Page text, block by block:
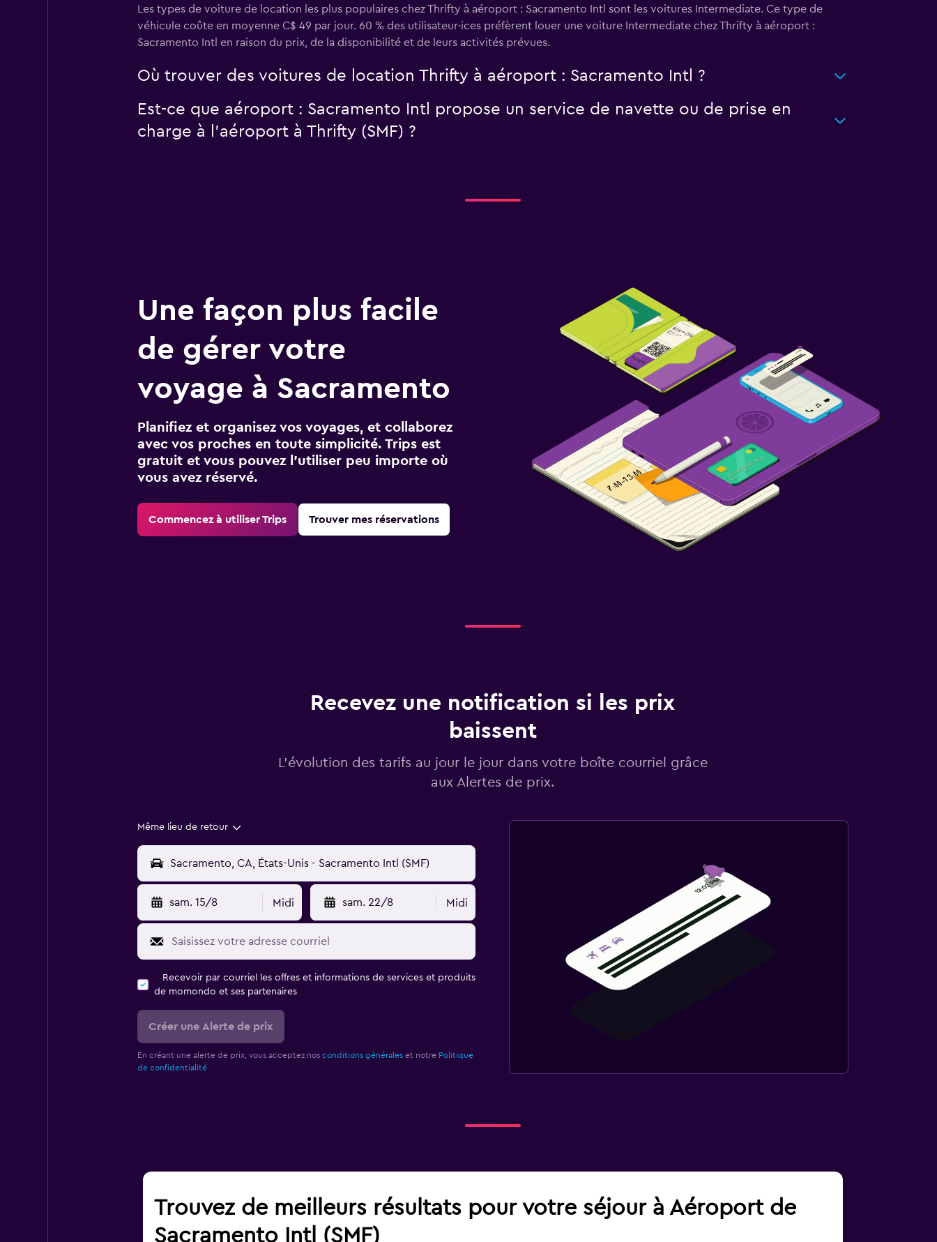
Les types de voiture de location les plus populaires chez Thrifty à aéroport : Sacramento Intl sont les voitures Intermediate. Ce type de
véhicule coûte en moyenne C$ 49 par jour. 60 % des utilisateur·ices préfèrent louer une voiture Intermediate chez Thrifty à aéroport :
Sacramento Intl en raison du prix, de la disponibilité et de leurs activités prévues.
Où trouver des voitures de location Thrifty à aéroport : Sacramento Intl ?
Est-ce que aéroport : Sacramento Intl propose un service de navette ou de prise en
charge à l’aéroport à Thrifty (SMF) ?
Une façon plus facile
de gérer votre
voyage à Sacramento
Planifiez et organisez vos voyages, et collaborez
avec vos proches en toute simplicité. Trips est
gratuit et vous pouvez l’utiliser peu importe où
vous avez réservé.
Commencez à utiliser Trips Trouver mes réservations
Recevez une notification si les prix
baissent
L’évolution des tarifs au jour le jour dans votre boîte courriel grâce
aux Alertes de prix.
Même lieu de retour
sam. 15/8 Midi sam. 22/8 Midi
Recevoir par courriel les offres et informations de services et produits
de momondo et ses partenaires
Créer une Alerte de prix
En créant une alerte de prix, vous acceptez nos conditions généraleset notre Politique
de confidentialité.
Trouvez de meilleurs résultats pour votre séjour à Aéroport de
Sacramento Intl (SMF)